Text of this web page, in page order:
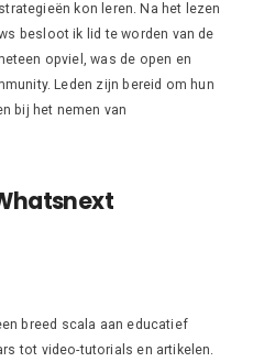
kon leren. Na het lezen
besloot ik lid te worden van de
opviel, was de open en
Leden zijn bereid om hun
bij het nemen van
breed scala aan educatief
tot video-tutorials en artikelen.